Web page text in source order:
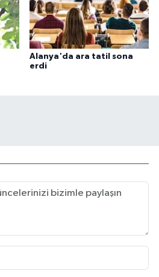
Alanya'da ara tatil sona
erdi